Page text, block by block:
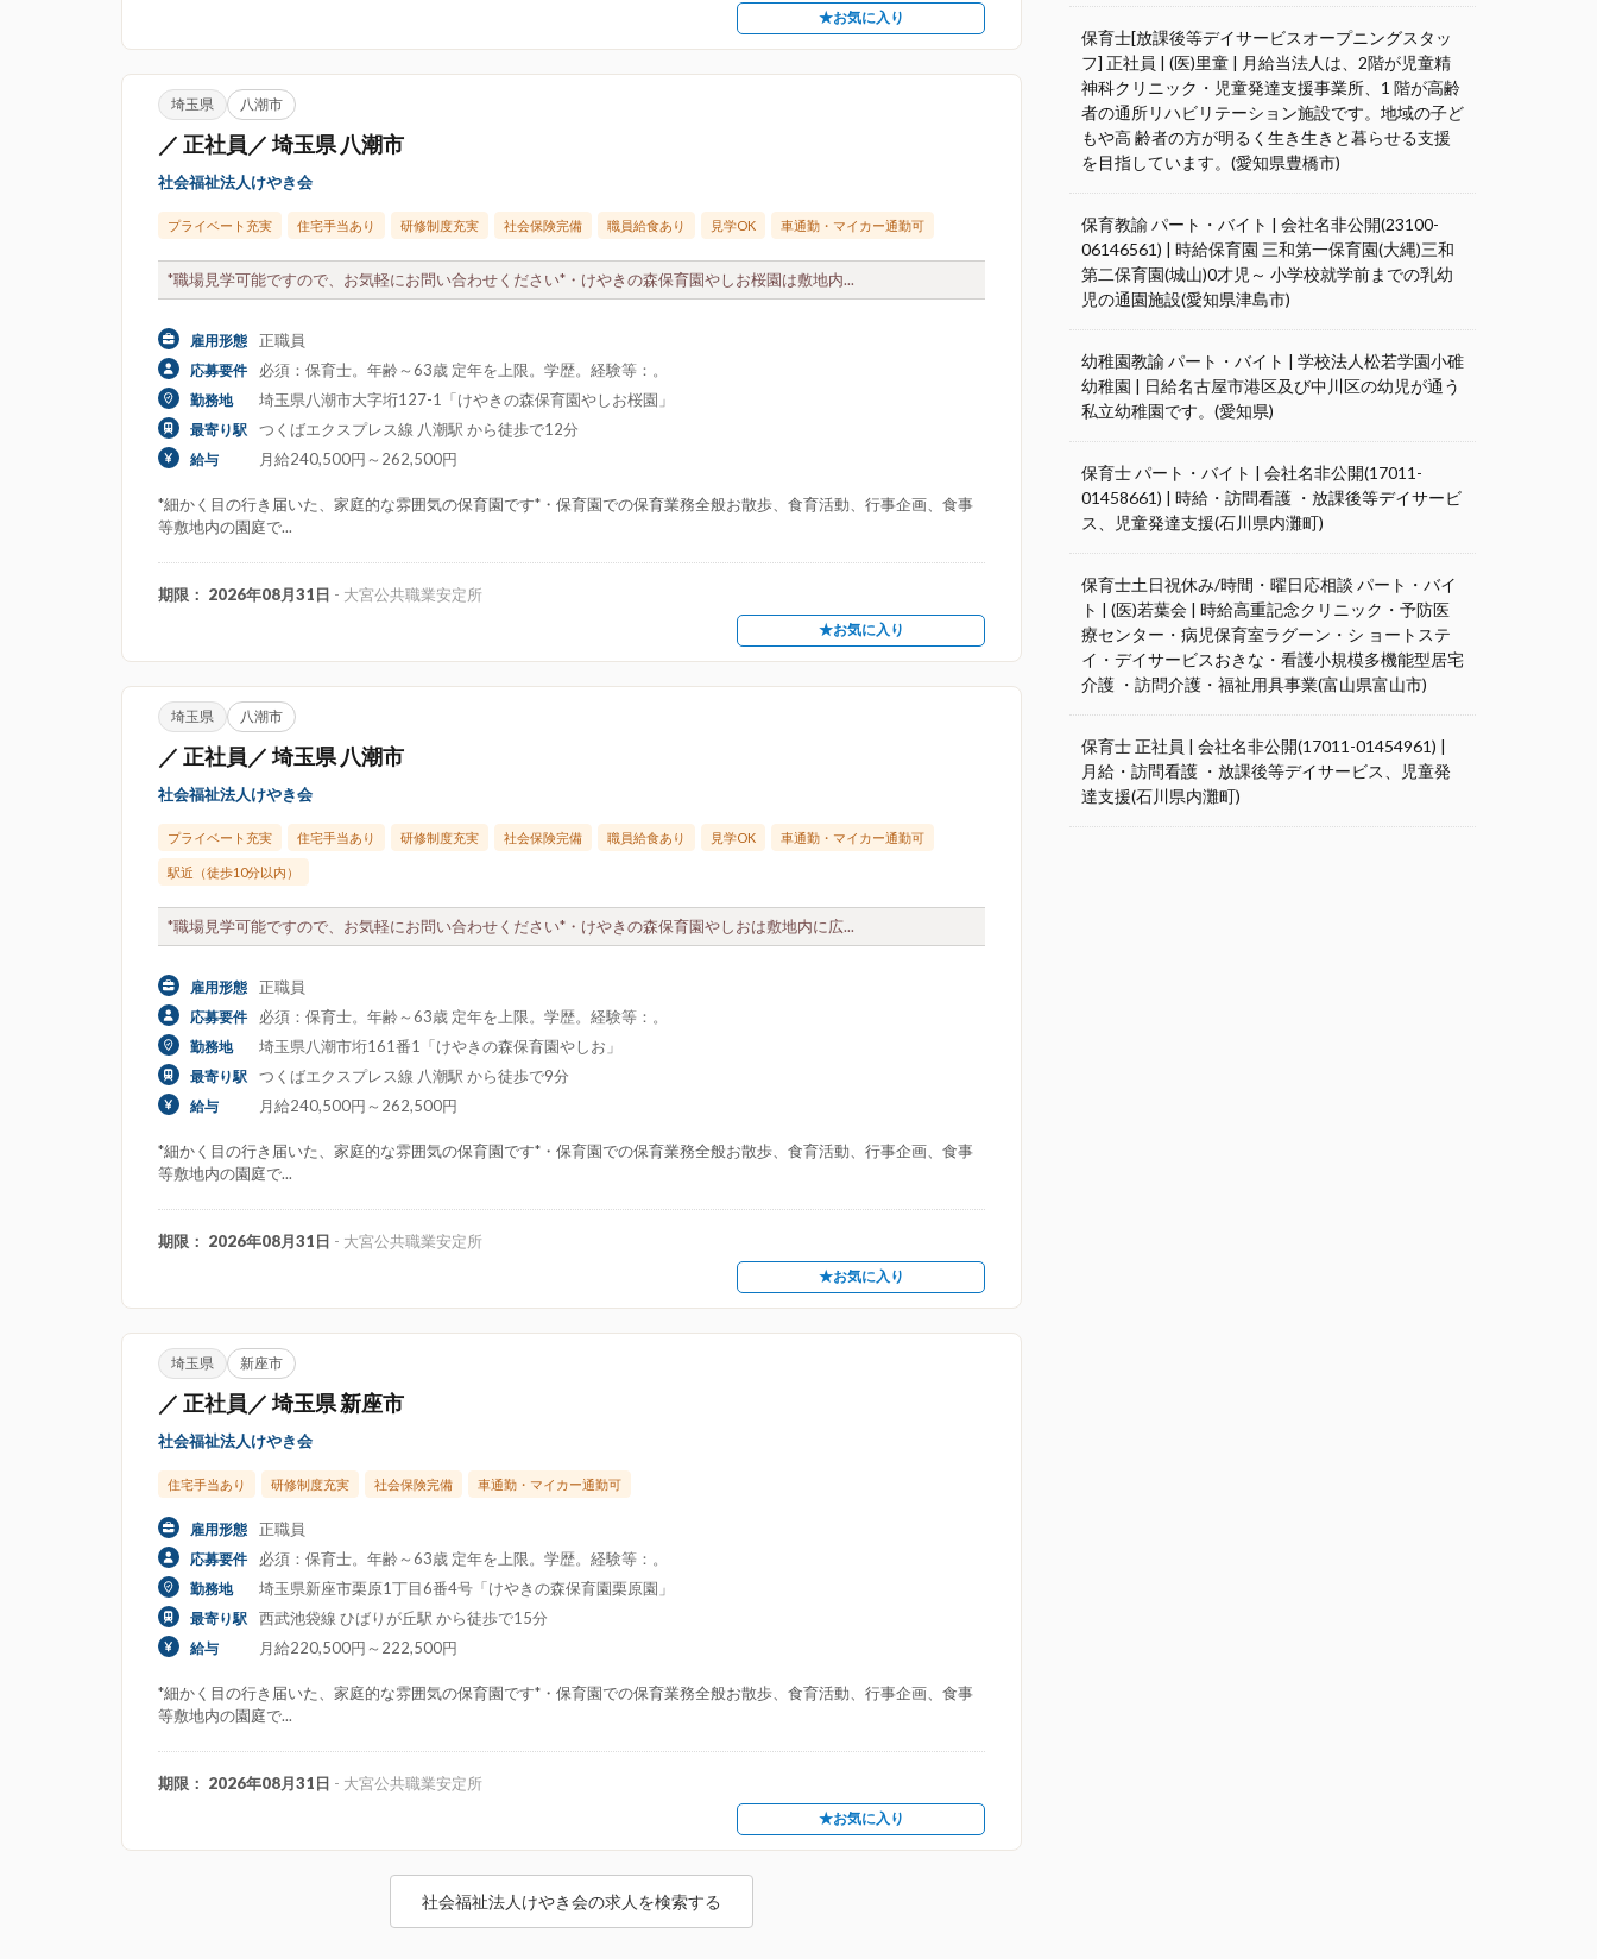
★お気に入り
埼玉県 八潮市
／ 正社員／ 埼玉県 八潮市
社会福祉法人けやき会
プライベート充実 住宅手当あり 研修制度充実 社会保険完備 職員給食あり 見学OK 車通勤・マイカー通勤可
*職場見学可能ですので、お気軽にお問い合わせください*・けやきの森保育園やしお桜園は敷地内...
雇用形態 正職員
応募要件 必須：保育士。年齢～63歳 定年を上限。学歴。経験等：。
勤務地 埼玉県八潮市大字垳127-1「けやきの森保育園やしお桜園」
最寄り駅 つくばエクスプレス線 八潮駅 から徒歩で12分
給与 月給240,500円～262,500円
*細かく目の行き届いた、家庭的な雰囲気の保育園です*・保育園での保育業務全般お散歩、食育活動、行事企画、食事
等敷地内の園庭で...
期限： 2026年08月31日 - 大宮公共職業安定所
★お気に入り
埼玉県 八潮市
／ 正社員／ 埼玉県 八潮市
社会福祉法人けやき会
プライベート充実 住宅手当あり 研修制度充実 社会保険完備 職員給食あり 見学OK 車通勤・マイカー通勤可
駅近（徒歩10分以内）
*職場見学可能ですので、お気軽にお問い合わせください*・けやきの森保育園やしおは敷地内に広...
雇用形態 正職員
応募要件 必須：保育士。年齢～63歳 定年を上限。学歴。経験等：。
勤務地 埼玉県八潮市垳161番1「けやきの森保育園やしお」
最寄り駅 つくばエクスプレス線 八潮駅 から徒歩で9分
給与 月給240,500円～262,500円
*細かく目の行き届いた、家庭的な雰囲気の保育園です*・保育園での保育業務全般お散歩、食育活動、行事企画、食事
等敷地内の園庭で...
期限： 2026年08月31日 - 大宮公共職業安定所
★お気に入り
埼玉県 新座市
／ 正社員／ 埼玉県 新座市
社会福祉法人けやき会
住宅手当あり 研修制度充実 社会保険完備 車通勤・マイカー通勤可
雇用形態 正職員
応募要件 必須：保育士。年齢～63歳 定年を上限。学歴。経験等：。
勤務地 埼玉県新座市栗原1丁目6番4号「けやきの森保育園栗原園」
最寄り駅 西武池袋線 ひばりが丘駅 から徒歩で15分
給与 月給220,500円～222,500円
*細かく目の行き届いた、家庭的な雰囲気の保育園です*・保育園での保育業務全般お散歩、食育活動、行事企画、食事
等敷地内の園庭で...
期限： 2026年08月31日 - 大宮公共職業安定所
★お気に入り
社会福祉法人けやき会の求人を検索する
保育士[放課後等デイサービスオープニングスタッ
フ] 正社員 | (医)里童 | 月給当法人は、2階が児童精
神科クリニック・児童発達支援事業所、1 階が高齢
者の通所リハビリテーション施設です。地域の子ど
もや高 齢者の方が明るく生き生きと暮らせる支援
を目指しています。(愛知県豊橋市)
保育教諭 パート・バイト | 会社名非公開(23100-
06146561) | 時給保育園 三和第一保育園(大縄)三和
第二保育園(城山)0才児～ 小学校就学前までの乳幼
児の通園施設(愛知県津島市)
幼稚園教諭 パート・バイト | 学校法人松若学園小碓
幼稚園 | 日給名古屋市港区及び中川区の幼児が通う
私立幼稚園です。(愛知県)
保育士 パート・バイト | 会社名非公開(17011-
01458661) | 時給・訪問看護 ・放課後等デイサービ
ス、児童発達支援(石川県内灘町)
保育士土日祝休み/時間・曜日応相談 パート・バイ
ト | (医)若葉会 | 時給高重記念クリニック・予防医
療センター・病児保育室ラグーン・シ ョートステ
イ・デイサービスおきな・看護小規模多機能型居宅
介護 ・訪問介護・福祉用具事業(富山県富山市)
保育士 正社員 | 会社名非公開(17011-01454961) |
月給・訪問看護 ・放課後等デイサービス、児童発
達支援(石川県内灘町)